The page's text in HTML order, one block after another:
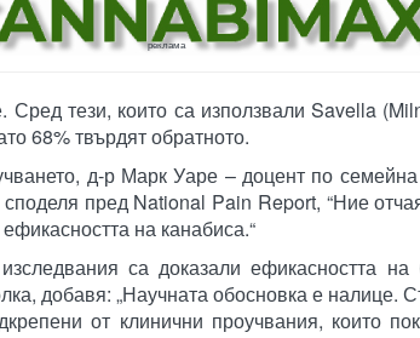
реклама
Сред тези, които са използвали Savella
68% твърдят обратното.
д-р Марк Уаре – доцент по
пред National Pain Report, “Ние
на канабиса.“
са доказали ефикасността
добавя: „Научната обосновка е налице.
от клинични проучвания, които